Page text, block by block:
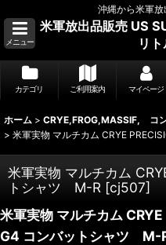
沖縄から米軍
メニュー
米軍放出品販売 US
リ
カテゴリ ご利用案内 マイページ
ホーム > CRYE,FROG,MASSIF, コ
> 米軍実物 マルチカム CRYE
米軍実物 マルチカム
トシャツ M-R [cj507]
米軍実物 マルチカム
G4 コンバットシャツ M-